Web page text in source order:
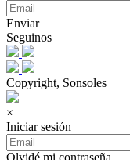
Enviar
Seguinos
Copyright, Sonsoles
×
Iniciar sesión
Olvidé mi contraseña